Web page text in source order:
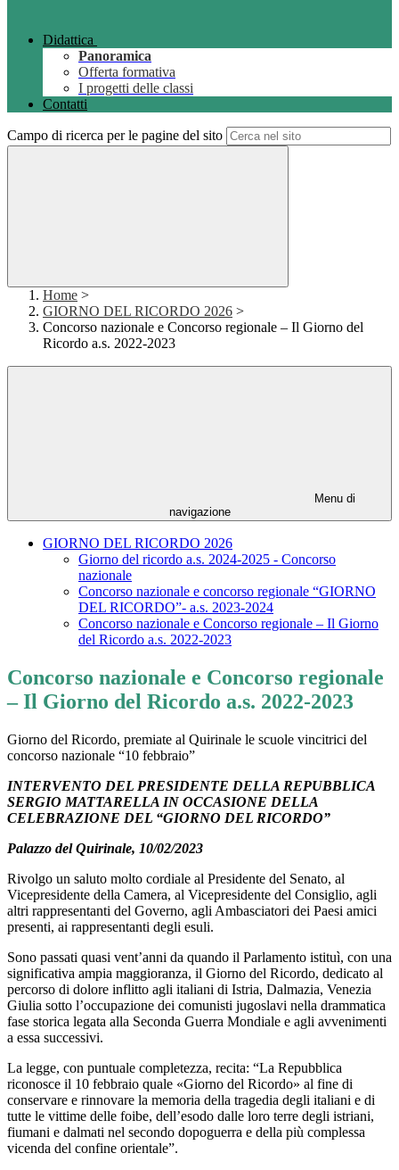
Didattica
Panoramica
Offerta formativa
I progetti delle classi
Contatti
Campo di ricerca per le pagine del sito
Home >
GIORNO DEL RICORDO 2026 >
Concorso nazionale e Concorso regionale – Il Giorno del
Ricordo a.s. 2022-2023
Menu di
navigazione
GIORNO DEL RICORDO 2026
Giorno del ricordo a.s. 2024-2025 - Concorso
nazionale
Concorso nazionale e concorso regionale “GIORNO
DEL RICORDO”- a.s. 2023-2024
Concorso nazionale e Concorso regionale – Il Giorno
del Ricordo a.s. 2022-2023
Concorso nazionale e Concorso regionale
– Il Giorno del Ricordo a.s. 2022-2023
Giorno del Ricordo, premiate al Quirinale le scuole vincitrici del
concorso nazionale “10 febbraio”
INTERVENTO DEL PRESIDENTE DELLA REPUBBLICA
SERGIO MATTARELLA IN OCCASIONE DELLA
CELEBRAZIONE DEL “GIORNO DEL RICORDO”
Palazzo del Quirinale, 10/02/2023
Rivolgo un saluto molto cordiale al Presidente del Senato, al
Vicepresidente della Camera, al Vicepresidente del Consiglio, agli
altri rappresentanti del Governo, agli Ambasciatori dei Paesi amici
presenti, ai rappresentanti degli esuli.
Sono passati quasi vent’anni da quando il Parlamento istituì, con una
significativa ampia maggioranza, il Giorno del Ricordo, dedicato al
percorso di dolore inflitto agli italiani di Istria, Dalmazia, Venezia
Giulia sotto l’occupazione dei comunisti jugoslavi nella drammatica
fase storica legata alla Seconda Guerra Mondiale e agli avvenimenti
a essa successivi.
La legge, con puntuale completezza, recita: “La Repubblica
riconosce il 10 febbraio quale «Giorno del Ricordo» al fine di
conservare e rinnovare la memoria della tragedia degli italiani e di
tutte le vittime delle foibe, dell’esodo dalle loro terre degli istriani,
fiumani e dalmati nel secondo dopoguerra e della più complessa
vicenda del confine orientale”.